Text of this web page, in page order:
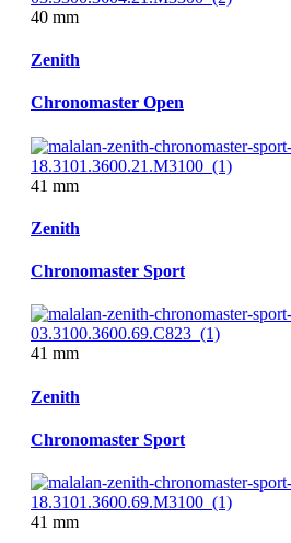
40 mm
Zenith
Chronomaster Open
41 mm
Zenith
Chronomaster Sport
41 mm
Zenith
Chronomaster Sport
41 mm